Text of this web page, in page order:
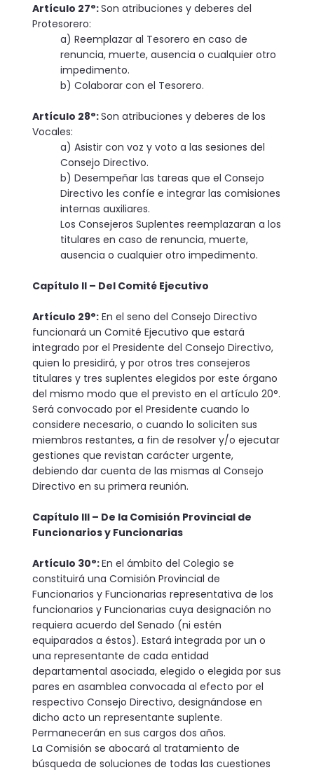
Artículo 27°:Son atribuciones y deberes del
Protesorero:
a) Reemplazar al Tesorero en caso de
renuncia, muerte, ausencia o cualquier otro
impedimento.
b) Colaborar con el Tesorero.
Artículo 28°:Son atribuciones y deberes de los
Vocales:
a) Asistir con voz y voto a las sesiones del
Consejo Directivo.
b) Desempeñar las tareas que el Consejo
Directivo les confíe e integrar las comisiones
internas auxiliares.
Los Consejeros Suplentes reemplazaran a los
titulares en caso de renuncia, muerte,
ausencia o cualquier otro impedimento.
Capítulo II – Del Comité Ejecutivo
Artículo 29°:En el seno del Consejo Directivo
funcionará un Comité Ejecutivo que estará
integrado por el Presidente del Consejo Directivo,
quien lo presidirá, y por otros tres consejeros
titulares y tres suplentes elegidos por este órgano
del mismo modo que el previsto en el artículo 20°.
Será convocado por el Presidente cuando lo
considere necesario, o cuando lo soliciten sus
miembros restantes, a fin de resolver y/o ejecutar
gestiones que revistan carácter urgente,
debiendo dar cuenta de las mismas al Consejo
Directivo en su primera reunión.
Capítulo III – De la Comisión Provincial de
Funcionarios y Funcionarias
Artículo 30°:En el ámbito del Colegio se
constituirá una Comisión Provincial de
Funcionarios y Funcionarias representativa de los
funcionarios y Funcionarias cuya designación no
requiera acuerdo del Senado (ni estén
equiparados a éstos). Estará integrada por un o
una representante de cada entidad
departamental asociada, elegido o elegida por sus
pares en asamblea convocada al efecto por el
respectivo Consejo Directivo, designándose en
dicho acto un representante suplente.
Permanecerán en sus cargos dos años.
La Comisión se abocará al tratamiento de
búsqueda de solu­ciones de todas las cuestiones